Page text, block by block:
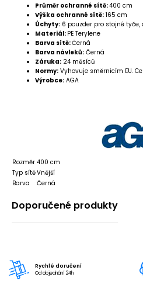
Průměr ochranné sítě:400 cm
Výška ochranné sítě: 165 cm
Úchyty: 6 pouzder pro stojné
Materiál: PE Terylene
Barva sítě:Černá
Barva návleků: Černá
Záruka: 24 měsíců
Normy: Vyhovuje směrnicím EU.
Výrobce: AGA
Rozměr 400 cm
Typ sítěVnější
Barva
Černá
Doporučené produkty
Rychlé doručení
Od objednání 24h